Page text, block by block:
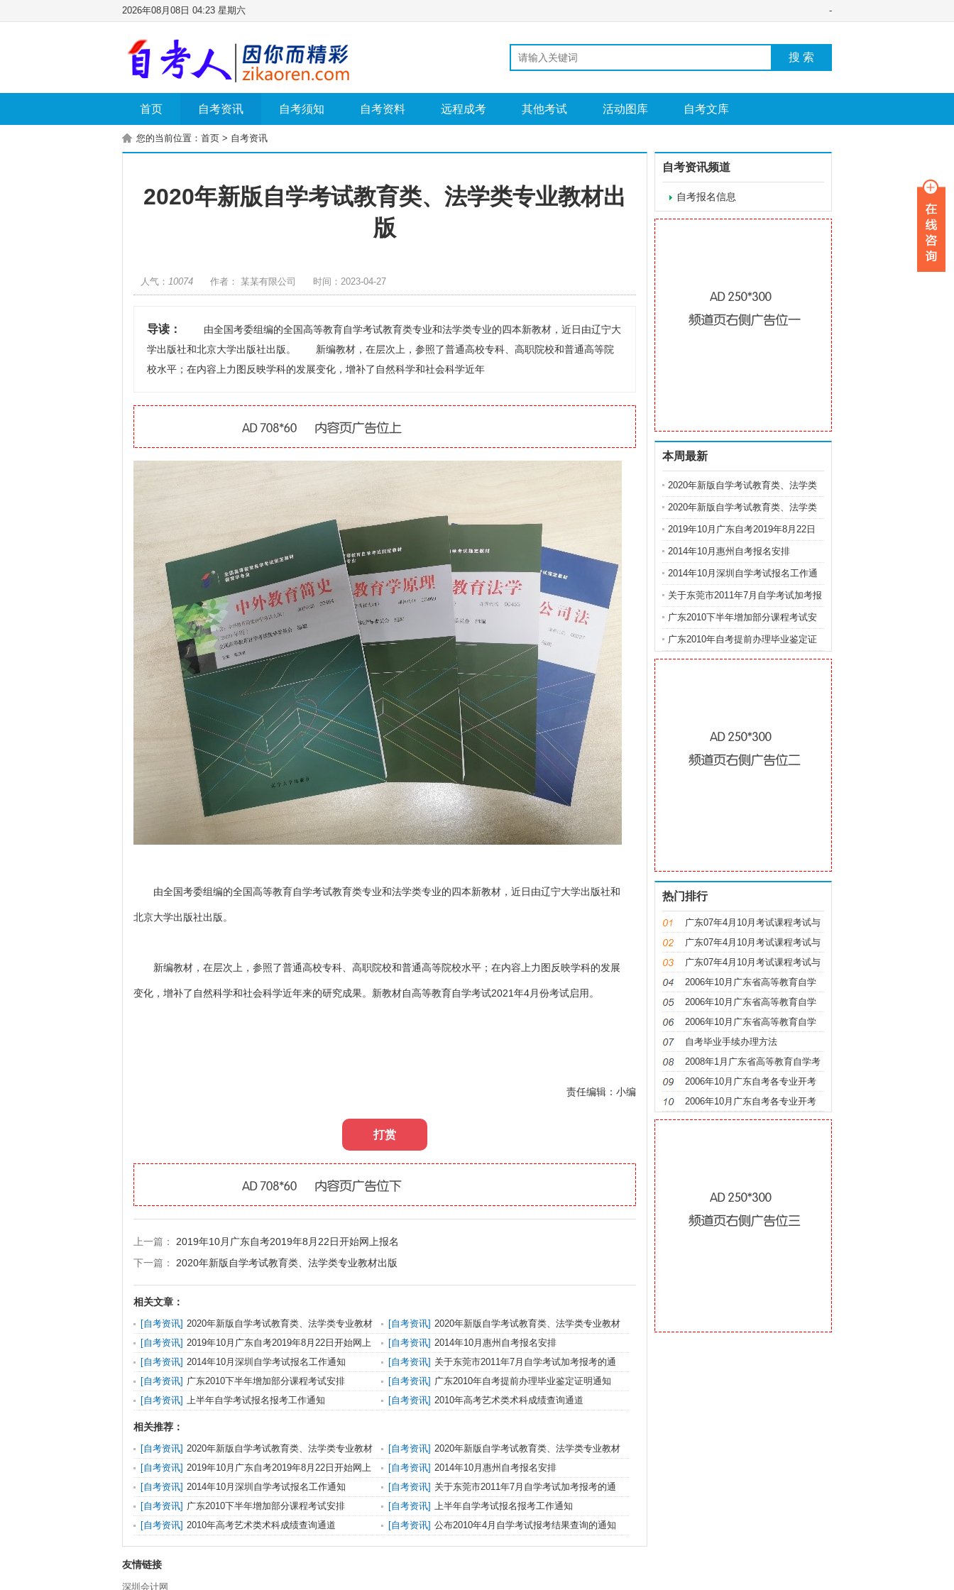
-
2026年08月08日 04:23 星期六
搜 索
首页 自考资讯 自考须知 自考资料 远程成考 其他考试 活动图库 自考文库
您的当前位置： 首页 > 自考资讯
2020年新版自学考试教育类、法学类专业教材出
版
人气： 10074 作者： 某某有限公司 时间：2023-04-27
导读：
由全国考委组编的全国高等教育自学考试教育类专业和法学类专业的四本新教材，近日由辽宁大
学出版社和北京大学出版社出版。 新编教材，在层次上，参照了普通高校专科、高职院校和普通高等院
校水平；在内容上力图反映学科的发展变化，增补了自然科学和社会科学近年
由全国考委组编的全国高等教育自学考试教育类专业和法学类专业的四本新教材，近日由辽宁大学出版社和
北京大学出版社出版。
新编教材，在层次上，参照了普通高校专科、高职院校和普通高等院校水平；在内容上力图反映学科的发展
变化，增补了自然科学和社会科学近年来的研究成果。新教材自高等教育自学考试2021年4月份考试启用。
责任编辑：小编
打赏
上一篇：
2019年10月广东自考2019年8月22日开始网上报名
下一篇：
2020年新版自学考试教育类、法学类专业教材出版
相关文章：
[自考资讯] 2020年新版自学考试教育类、法学类专业教材
出版
[自考资讯] 2020年新版自学考试教育类、法学类专业教材
出版
[自考资讯] 2019年10月广东自考2019年8月22日开始网上
报名
[自考资讯] 2014年10月惠州自考报名安排
[自考资讯] 2014年10月深圳自学考试报名工作通知 [自考资讯] 关于东莞市2011年7月自学考试加考报考的通
知
[自考资讯] 广东2010下半年增加部分课程考试安排 [自考资讯] 广东2010年自考提前办理毕业鉴定证明通知
[自考资讯] 上半年自学考试报名报考工作通知 [自考资讯] 2010年高考艺术类术科成绩查询通道
相关推荐：
[自考资讯] 2020年新版自学考试教育类、法学类专业教材
出版
[自考资讯] 2020年新版自学考试教育类、法学类专业教材
出版
[自考资讯] 2019年10月广东自考2019年8月22日开始网上
报名
[自考资讯] 2014年10月惠州自考报名安排
[自考资讯] 2014年10月深圳自学考试报名工作通知 [自考资讯] 关于东莞市2011年7月自学考试加考报考的通
知
[自考资讯] 广东2010下半年增加部分课程考试安排 [自考资讯] 上半年自学考试报名报考工作通知
[自考资讯] 2010年高考艺术类术科成绩查询通道 [自考资讯] 公布2010年4月自学考试报考结果查询的通知
自考资讯频道
自考报名信息
本周最新
2020年新版自学考试教育类、法学类
专业教材出版
2020年新版自学考试教育类、法学类
专业教材出版
2019年10月广东自考2019年8月22日
开始网上报名
2014年10月惠州自考报名安排
2014年10月深圳自学考试报名工作通
知
关于东莞市2011年7月自学考试加考报
考的通知
广东2010下半年增加部分课程考试安
排
广东2010年自考提前办理毕业鉴定证
明通知
热门排行
广东07年4月10月考试课程考试与
时间安排及教材
广东07年4月10月考试课程考试与
时间安排及教材
广东07年4月10月考试课程考试与
时间安排及教材
2006年10月广东省高等教育自学
考试各专业开考课程考试时间安排
表
2006年10月广东省高等教育自学
考试各专业开考课程考试时间安排
表
2006年10月广东省高等教育自学
考试各专业开考课程考试时间安排
表
自考毕业手续办理方法
2008年1月广东省高等教育自学考
试全国统考课程时间安排表
2006年10月广东自考各专业开考
课程使用教材
2006年10月广东自考各专业开考
课程使用教材
友情链接
深圳会计网